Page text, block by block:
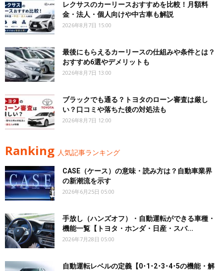
レクサスのカーリースおすすめを比較！月額料
金・法人・個人向けや中古車も解説
2026年8月7日 15:00
最後にもらえるカーリースの仕組みや条件とは？
おすすめ6選やデメリットも
2026年8月7日 13:00
ブラックでも通る？トヨタのローン審査は厳し
い？口コミや落ちた後の対処法も
2026年8月7日 12:00
Ranking 人気記事ランキング
CASE（ケース）の意味・読み方は？自動車業界
の新潮流を示す
2026年6月25日 05:00
手放し（ハンズオフ）・自動運転ができる車種・
機能一覧【トヨタ・ホンダ・日産・スバ...
2026年7月28日 05:00
自動運転レベルの定義【0･1･2･3･4･5の機能・解